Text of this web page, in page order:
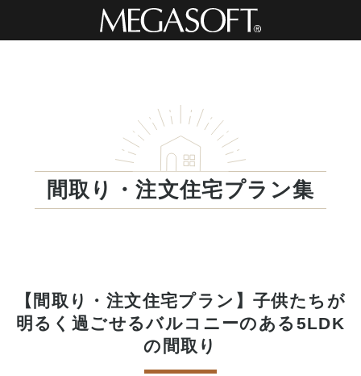
間取り・注文住宅プラン集
【間取り・注文住宅プラン】子供たちが
明るく過ごせるバルコニーのある5LDK
の間取り